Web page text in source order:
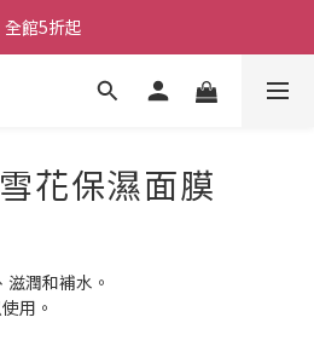
全館5折起
花保濕面膜
潤和補水。
用。